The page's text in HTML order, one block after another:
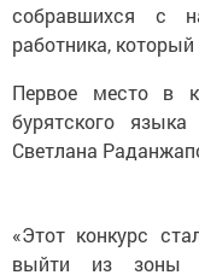
собравшихся с
работника,
Первое место в
бурятского
Светлана
«Этот конкурс
выйти из зоны